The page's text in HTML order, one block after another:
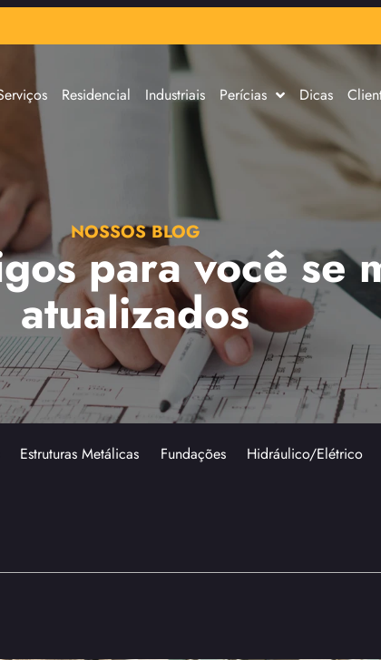
Residencial Industriais Perícias Dicas
NOSSOS BLOG
para você se
atualizados
Estruturas Metálicas Fundações Hidráulico/Elétrico